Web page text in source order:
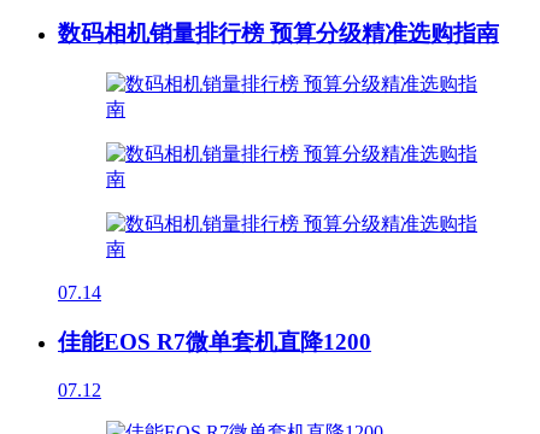
数码相机销量排行榜 预算分级精准选购指南
07.14
佳能EOS R7微单套机直降1200
07.12